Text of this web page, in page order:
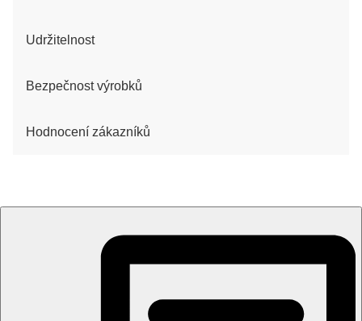
Udržitelnost
Bezpečnost výrobků
Hodnocení zákazníků